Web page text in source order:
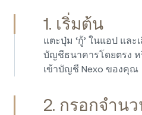
ฉันลงทุนกับ Nexo มาตั้งแ
ดอกเบี้ยสำหรับการออมก็
1. เริ่มต้น
แตะปุ่ม ‘กู้’ ในแอป และ
บัญชีธนาคารโดยตรง ห
เข้าบัญชี Nexo ของคุณ
2. กรอกจำนว